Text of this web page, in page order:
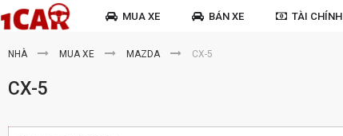
MUA XE BÁN XE TÀI CHÍNH
NHÀ MUA XE MAZDA CX-5
CX-5